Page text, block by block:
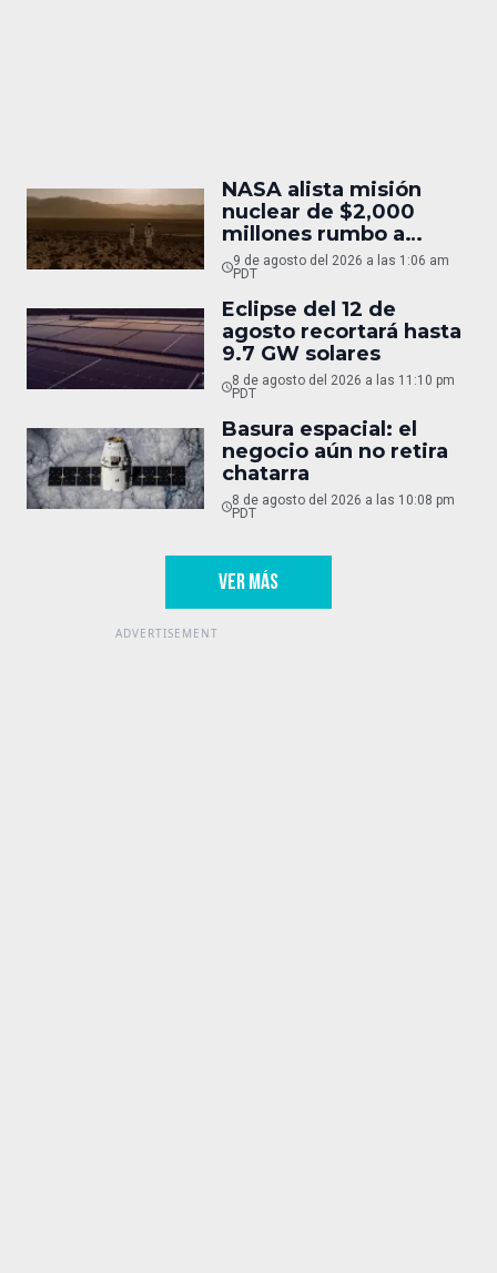
NASA alista misión
nuclear de $2,000
millones rumbo a
Marte
9 de agosto del 2026 a las 1:06 am
PDT
Eclipse del 12 de
agosto recortará hasta
9.7 GW solares
8 de agosto del 2026 a las 11:10 pm
PDT
Basura espacial: el
negocio aún no retira
chatarra
8 de agosto del 2026 a las 10:08 pm
PDT
VER MÁS